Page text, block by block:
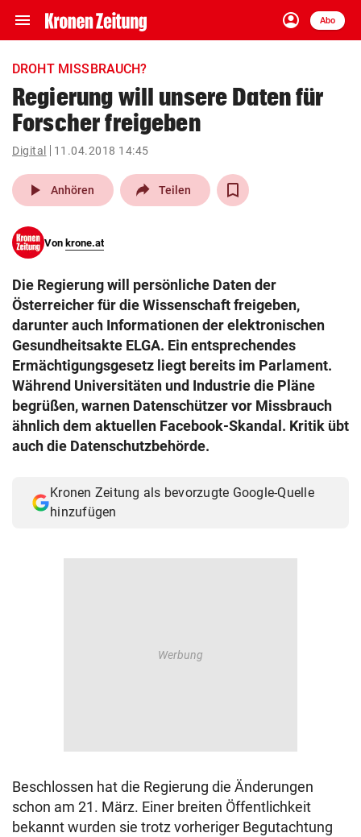
menu Navigation
ein-/ausklappen
account_circle
Anmelden
Abo
close Schließen
account_circle Anmelden
pin_drop
Wien arrow_right
search
eingeben
© Krone Multimedia GmbH & Co KG 2026
Muthgasse 2, 1190 Wien
DROHT MISSBRAUCH?
Regierung will unsere Daten für
Forscher freigeben
Digital 11.04.2018 14:45
play_arrow Anhören Teilen
Von krone.at
Die Regierung will persönliche Daten der
Österreicher für die Wissenschaft freigeben,
darunter auch Informationen der elektronischen
Gesundheitsakte ELGA. Ein entsprechendes
Ermächtigungsgesetz liegt bereits im Parlament.
Während Universitäten und Industrie die Pläne
begrüßen, warnen Datenschützer vor Missbrauch
ähnlich dem aktuellen Facebook-Skandal. Kritik übt
auch die Datenschutzbehörde.
Kronen Zeitung als bevorzugte Google-Quelle
hinzufügen
Beschlossen hat die Regierung die Änderungen
schon am 21. März. Einer breiten Öffentlichkeit
bekannt wurden sie trotz vorheriger Begutachtung